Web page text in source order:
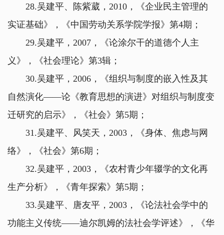
28.吴建平、陈紫葳，2010，《企业民主管理的
实证基础》，《中国劳动关系学院学报》第4期；
29.吴建平，2007，《论涂尔干的道德个人主
义》，《社会理论》第3辑；
30.吴建平，2006，《组织与制度的嵌入性及其
自然演化——论《教育思想的演进》对组织与制度变
迁研究的启示》，《社会》第5期；
31.吴建平、风笑天，2003，《身体、焦虑与网
络》，《社会》第6期；
32.吴建平，2003，《农村青少年辍学的文化再
生产分析》，《青年探索》第5期；
33.吴建平、唐友平，2003，《论法社会学中的
功能主义传统——迪尔凯姆的法社会学评述》，《华